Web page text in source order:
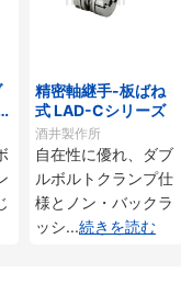
精密軸継手-板ばね
式 LAD-Cシリーズ
酒井製作所
自在性に優れ、ダブ
ルボルトクランプ仕
様とノン・バックラ
ッシ...続きを読む